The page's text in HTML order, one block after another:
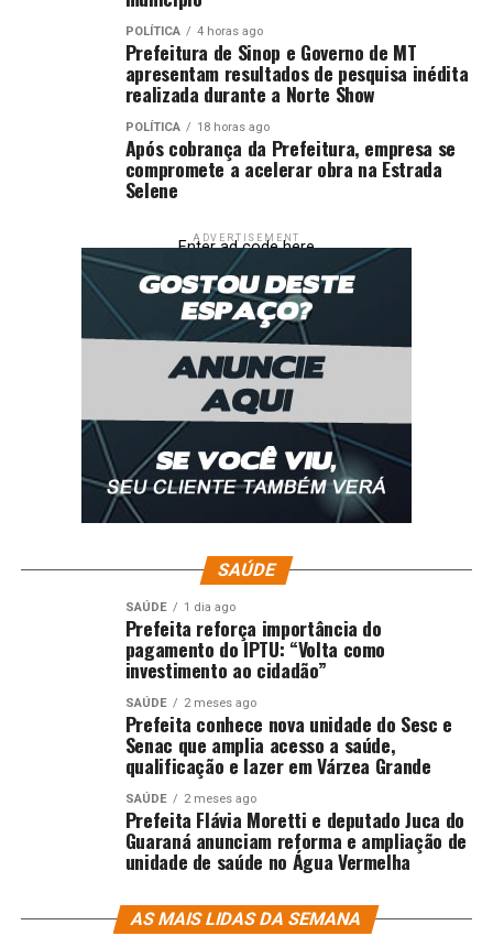
POLÍTICA 4 horas ago
Prefeitura de Sinop e Governo de MT
apresentam resultados de pesquisa inédita
realizada durante a Norte Show
POLÍTICA 18 horas ago
Após cobrança da Prefeitura, empresa se
compromete a acelerar obra na Estrada
Selene
ADVERTISEMENT
Enter ad code here
SAÚDE
SAÚDE 1 dia ago
Prefeita reforça importância do
pagamento do IPTU: “Volta como
investimento ao cidadão”
SAÚDE 2 meses ago
Prefeita conhece nova unidade do Sesc e
Senac que amplia acesso a saúde,
qualificação e lazer em Várzea Grande
SAÚDE 2 meses ago
Prefeita Flávia Moretti e deputado Juca do
Guaraná anunciam reforma e ampliação de
unidade de saúde no Água Vermelha
AS MAIS LIDAS DA SEMANA